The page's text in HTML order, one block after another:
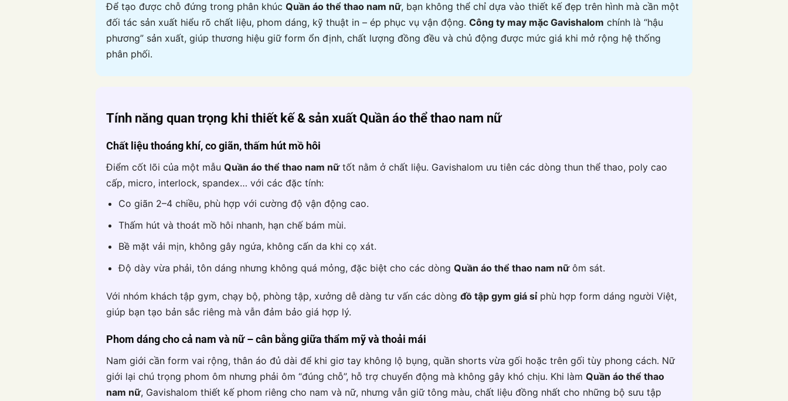
Để tạo được chỗ đứng trong phân khúc Quần áo thể thao nam nữ, bạn không thể chỉ dựa vào thiết kế đẹp trên hình mà cần một
đối tác sản xuất hiểu rõ chất liệu, phom dáng, kỹ thuật in – ép phục vụ vận động. Công ty may mặc Gavishalom chính là “hậu
phương” sản xuất, giúp thương hiệu giữ form ổn định, chất lượng đồng đều và chủ động được mức giá khi mở rộng hệ thống
phân phối.
Tính năng quan trọng khi thiết kế & sản xuất Quần áo thể thao nam nữ
Chất liệu thoáng khí, co giãn, thấm hút mồ hôi
Điểm cốt lõi của một mẫu Quần áo thể thao nam nữtốt nằm ở chất liệu. Gavishalom ưu tiên các dòng thun thể thao, poly cao
cấp, micro, interlock, spandex… với các đặc tính:
Co giãn 2–4 chiều, phù hợp với cường độ vận động cao.
Thấm hút và thoát mồ hôi nhanh, hạn chế bám mùi.
Bề mặt vải mịn, không gây ngứa, không cấn da khi cọ xát.
Độ dày vừa phải, tôn dáng nhưng không quá mỏng, đặc biệt cho các dòng Quần áo thể thao nam nữôm sát.
Với nhóm khách tập gym, chạy bộ, phòng tập, xưởng dễ dàng tư vấn các dòng đồ tập gym giá sỉphù hợp form dáng người Việt,
giúp bạn tạo bản sắc riêng mà vẫn đảm bảo giá hợp lý.
Phom dáng cho cả nam và nữ – cân bằng giữa thẩm mỹ và thoải mái
Nam giới cần form vai rộng, thân áo đủ dài để khi giơ tay không lộ bụng, quần shorts vừa gối hoặc trên gối tùy phong cách. Nữ
giới lại chú trọng phom ôm nhưng phải ôm “đúng chỗ”, hỗ trợ chuyển động mà không gây khó chịu. Khi làm Quần áo thể thao
nam nữ, Gavishalom thiết kế phom riêng cho nam và nữ, nhưng vẫn giữ tông màu, chất liệu đồng nhất cho những bộ sưu tập